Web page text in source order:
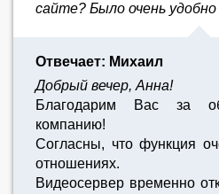
сайте? Было очень удобно
Отвечает: Михаил
Добрый вечер, Анна!
Благодарим Вас за
компанию!
Согласны, что функция
отношениях.
Видеосервер временно